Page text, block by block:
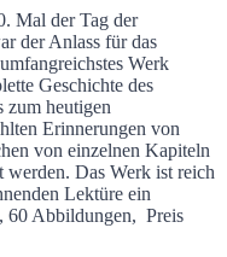
Mal der Tag der
der Anlass für das
Werk
Geschichte des
zum heutigen
Erinnerungen von
von einzelnen Kapiteln
werden. Das Werk ist reich
Lektüre ein
60 Abbildungen, Preis